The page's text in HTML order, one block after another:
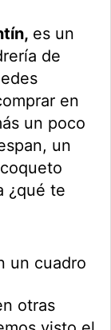
es un
de
en
un poco
un
¿qué te
un cuadro
otras